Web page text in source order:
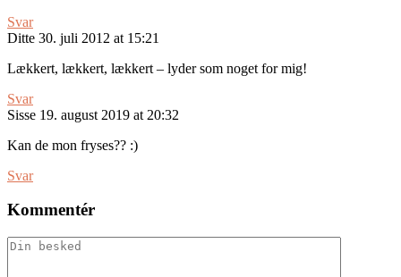
Svar
Ditte 30. juli 2012 at 15:21
Lækkert, lækkert, lækkert – lyder som noget for mig!
Svar
Sisse 19. august 2019 at 20:32
Kan de mon fryses?? :)
Svar
Kommentér